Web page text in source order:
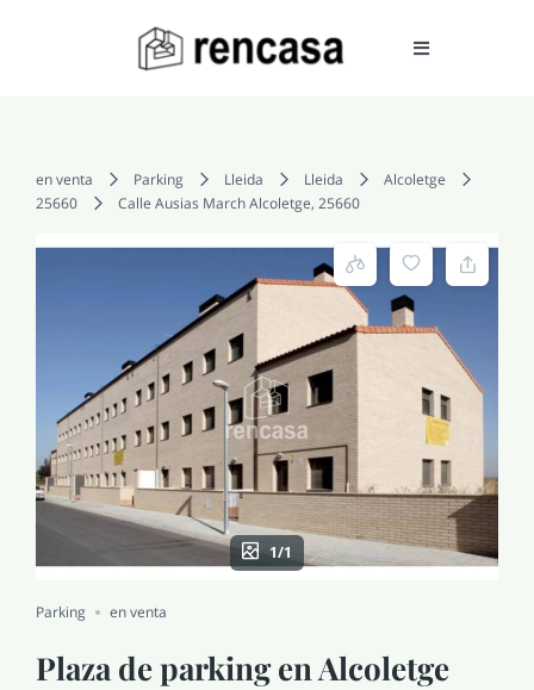
Toggle
COMPRAR
ALQUILAR
SERVICIOS
CONOCENOS
NOTICIAS Y BLOG
en venta Parking Lleida Lleida
Alcoletge
25660
Calle Ausias March Alcoletge, 25660
1/1
Parking en venta
Plaza de parking en Alcoletge